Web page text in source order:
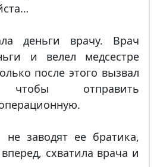
деньги врачу. Врач
и велел медсестре
после этого вызвал
чтобы отправить
заводят ее братика,
схватила врача и